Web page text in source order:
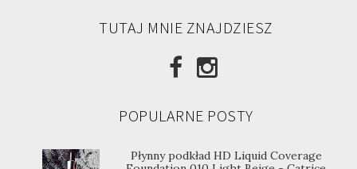
TUTAJ MNIE ZNAJDZIESZ
POPULARNE POSTY
Płynny podkład HD Liquid Coverage